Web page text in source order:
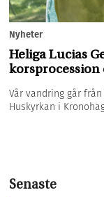
Nyheter
Heliga Lucias
korsprocession
Vår vandring går
Huskyrkan i
Senaste